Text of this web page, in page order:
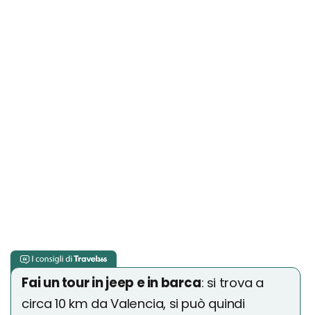
Fai un tour in jeep e in barca: si trova a
circa 10 km da Valencia, si può quindi